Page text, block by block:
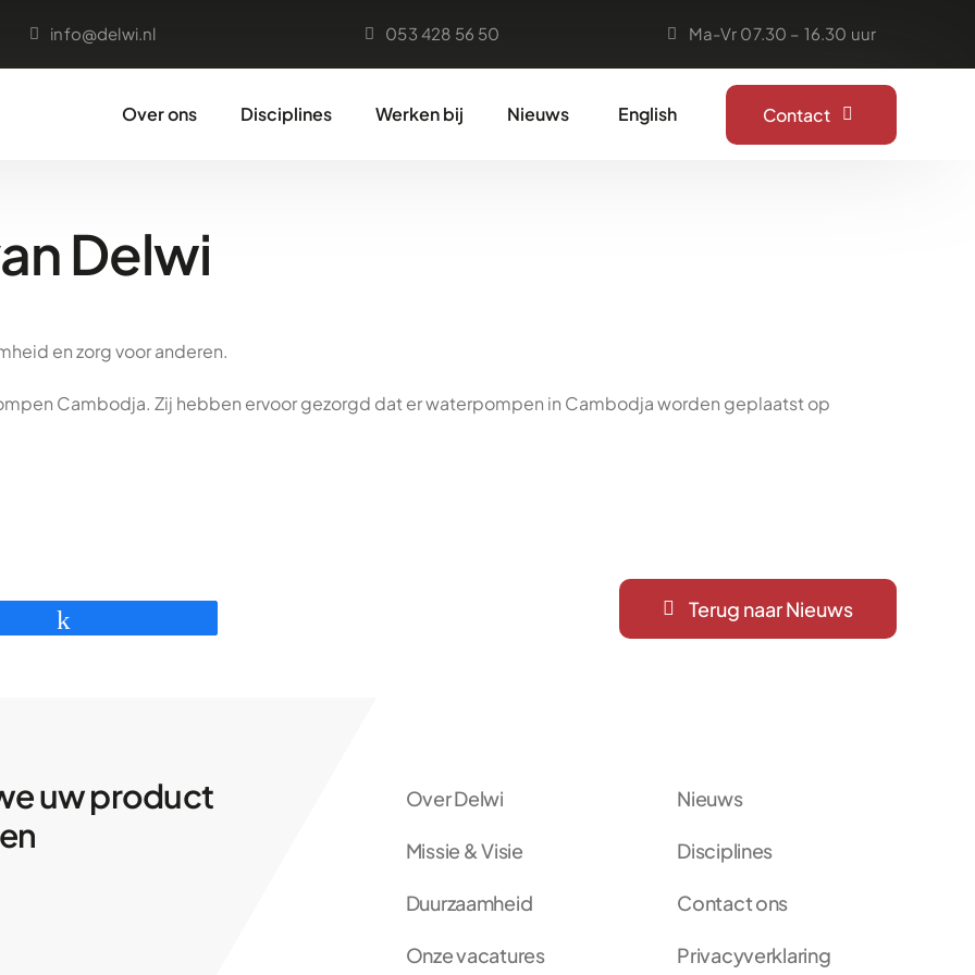
info@delwi.nl 053 428 56 50 Ma-Vr 07.30 – 16.30 uur
Over ons Disciplines Werken bij Nieuws English Contact
Delwi
en zorg voor anderen.
Cambodja. Zij hebben ervoor gezorgd dat er waterpompen in Cambodja worden geplaatst op
Terug naar Nieuws
uw product
Over Delwi
Missie & Visie
Duurzaamheid
Onze vacatures
Nieuws
Disciplines
Contact ons
Privacyverklaring